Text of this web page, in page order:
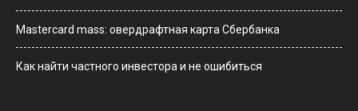
Мastercard mass: овердрафтная карта Сбербанка
Как найти частного инвестора и не ошибиться